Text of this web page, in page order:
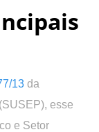
13 da
esse
e Setor